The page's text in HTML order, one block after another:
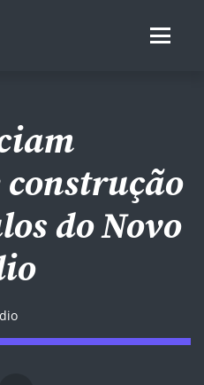
construção
do Novo